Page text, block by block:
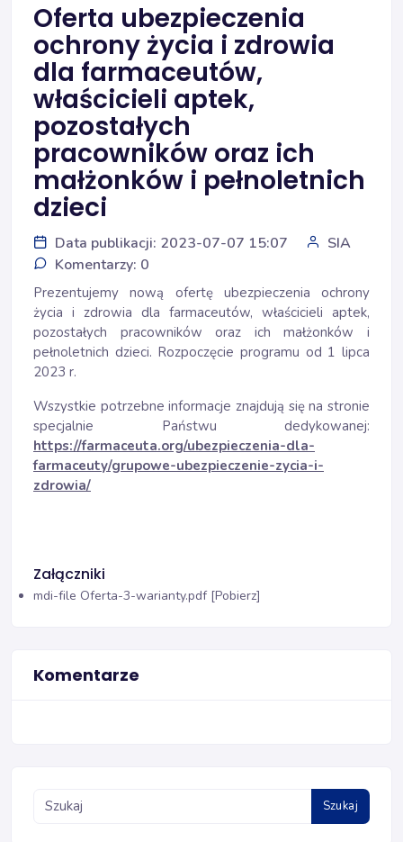
Oferta ubezpieczenia
ochrony życia i zdrowia
dla farmaceutów,
właścicieli aptek,
pozostałych
pracowników oraz ich
małżonków i pełnoletnich
dzieci
Data publikacji: 2023-07-07 15:07
SIA
Komentarzy: 0
Prezentujemy nową ofertę ubezpieczenia ochrony
życia i zdrowia dla farmaceutów, właścicieli aptek,
pozostałych pracowników oraz ich małżonków i
pełnoletnich dzieci. Rozpoczęcie programu od 1 lipca
2023 r.
Wszystkie potrzebne informacje znajdują się na stronie
specjalnie Państwu dedykowanej:
https://farmaceuta.org/ubezpieczenia-dla-
farmaceuty/grupowe-ubezpieczenie-zycia-i-
zdrowia/
Załączniki
mdi-file Oferta-3-warianty.pdf [Pobierz]
Komentarze
Szukaj